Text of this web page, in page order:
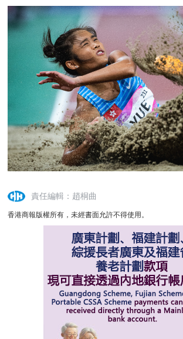
責任編輯：趙桐曲
香港商報版權所有，未經書面允許不得使用。